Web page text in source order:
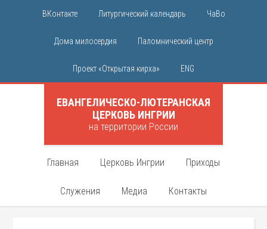
ВКонтакте Литургический календарь ЧаВо
Дома милосердия Паломнический центр
Проект «Открытая кирха» ENG
ЕВАНГЕЛИЧЕСКО-ЛЮТЕРАНСКАЯ
ЦЕРКОВЬ ИНГРИИ
на территории России
Главная Церковь Ингрии Приходы
Служения Медиа Контакты